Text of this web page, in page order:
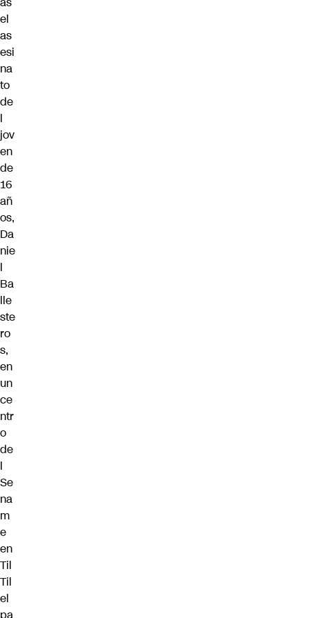
el
as
esi
na
to
de
l
jov
en
de
16
añ
os,
Da
nie
l
Ba
lle
ste
ro
s,
en
un
ce
ntr
o
de
l
Se
na
m
e
en
Til
Til
el
pa